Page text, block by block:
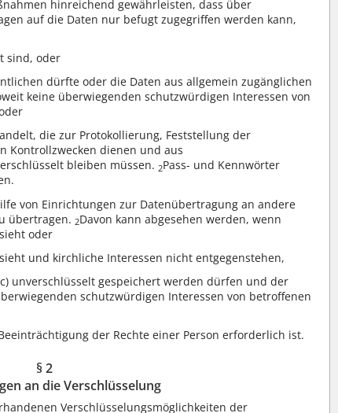
hinreichend gewährleisten, dass über
auf die Daten nur befugt zugegriffen werden kann,
sind, oder
dürfte oder die Daten aus allgemein zugänglichen
keine überwiegenden schutzwürdigen Interessen von
die zur Protokollierung, Feststellung der
Kontrollzwecken dienen und aus
bleiben müssen. 2Pass- und Kennwörter
von Einrichtungen zur Datenübertragung an andere
übertragen. 2Davon kann abgesehen werden, wenn
oder
und kirchliche Interessen nicht entgegenstehen,
unverschlüsselt gespeichert werden dürfen und der
schutzwürdigen Interessen von betroffenen
der Rechte einer Person erforderlich ist.
§ 2
an die Verschlüsselung
Verschlüsselungsmöglichkeiten der